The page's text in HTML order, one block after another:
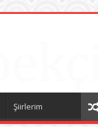
Şiirlerim